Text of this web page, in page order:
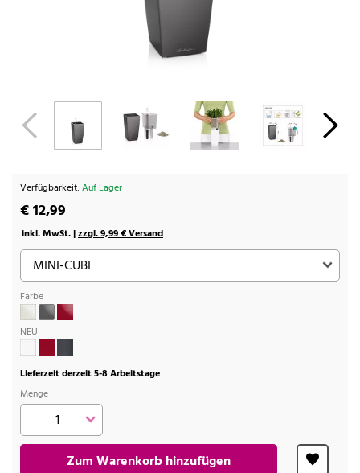
Verfügbarkeit: Auf Lager
€ 12,99
inkl. MwSt. |zzgl. 9,99 € Versand
Farbe
NEU
Lieferzeit derzeit 5-8 Arbeitstage
Menge
Zum Warenkorb hinzufügen